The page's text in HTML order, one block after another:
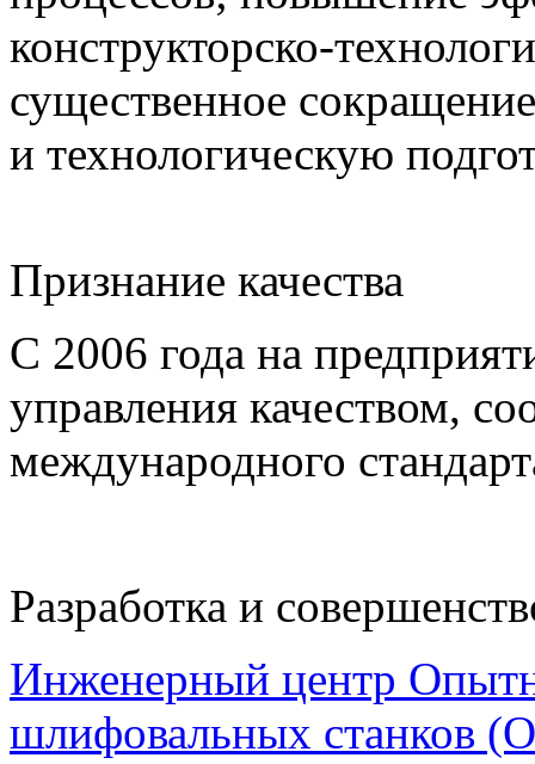
конструкторско-
существенное
и технологическую
Признание качества
С 2006 года на
управления качеством,
международного
Разработка и
Инженерный центр
шлифовальных